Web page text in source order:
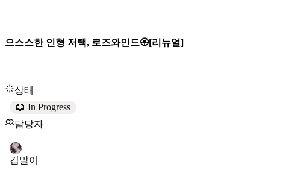
으스스한 인형 저택, 로즈와인드🏵️[리뉴얼]
상태
📖 In Progress
담당자
김말이